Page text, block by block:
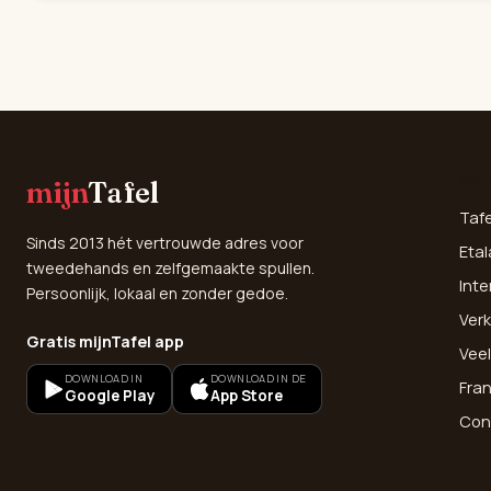
mijnTafel
Sinds 2013 hét vertrouwde adres voor
tweedehands en zelfgemaakte spullen.
Persoonlijk, lokaal en zonder gedoe.
Gratis mijnTafel app
DOWNLOAD IN
Google Play
DOWNLOAD IN DE
App Store